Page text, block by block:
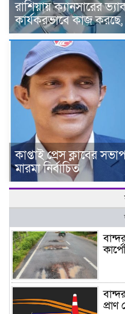
রাশিয়ায় ক্যানসারের
কার্যকরভাবে কাজ করছে,
কাপ্তাই প্রেস ক্লাবের
মারমা নির্বাচিত